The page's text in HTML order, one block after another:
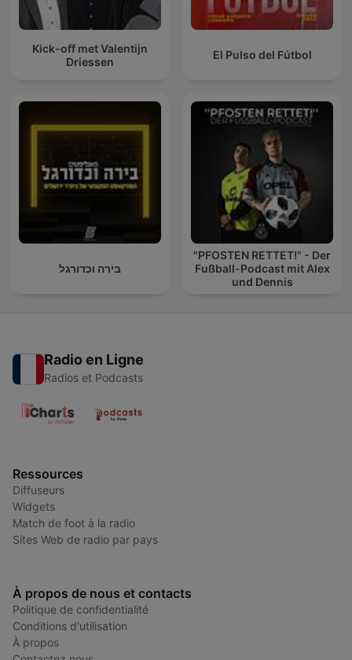
Kick-off met Valentijn
Driessen
El Pulso del Fútbol
בירה וכדורגל
"PFOSTEN RETTET!" - Der
Fußball-Podcast mit Alex
und Dennis
Radio en Ligne
Radios et Podcasts
Ressources
Diffuseurs
Widgets
Match de foot à la radio
Sites Web de radio par pays
À propos de nous et contacts
Politique de confidentialité
Conditions d'utilisation
À propos